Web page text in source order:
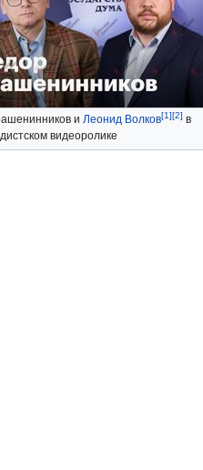
и Леонид Волков[1][2] в
видеоролике